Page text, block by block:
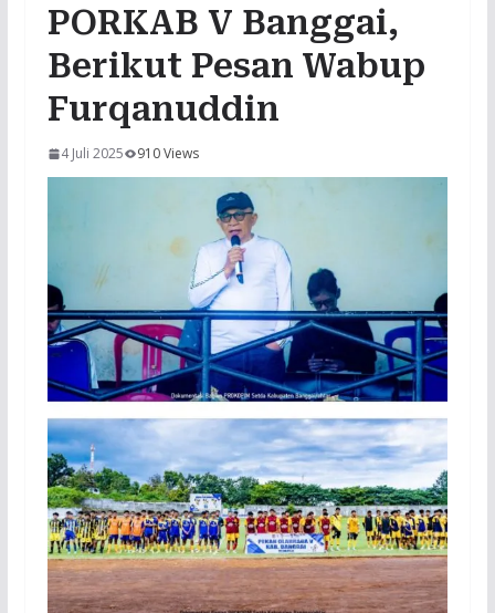
PORKAB V Banggai,
Berikut Pesan Wabup
Furqanuddin
4 Juli 2025 910 Views